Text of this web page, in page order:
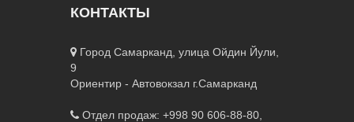
КОНТАКТЫ
Город Самарканд, улица Ойдин Йули,
9
Ориентир - Автовокзал г.Самарканд
Отдел продаж: +998 90 606-88-80,